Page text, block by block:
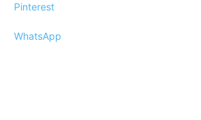
Pinterest
WhatsApp